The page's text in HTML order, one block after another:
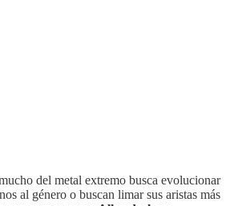
del metal extremo busca evolucionar
al género o buscan limar sus aristas más